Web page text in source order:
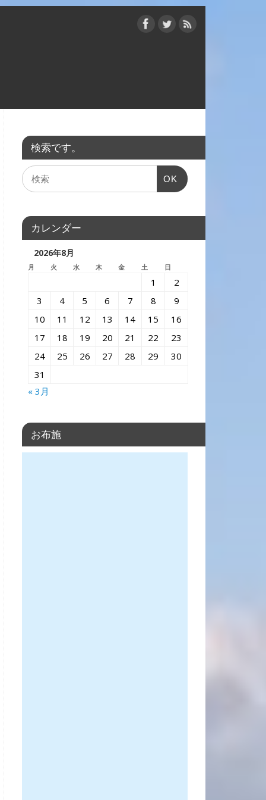
検索です。
OK
カレンダー
2026年8月
月 火 水 木 金 土 日
1
2
3
4 5 6 7 8
9
10
11 12 13 14 15
16
17
18 19 20 21 22
23
24
25 26 27 28 29
30
31
« 3月
お布施